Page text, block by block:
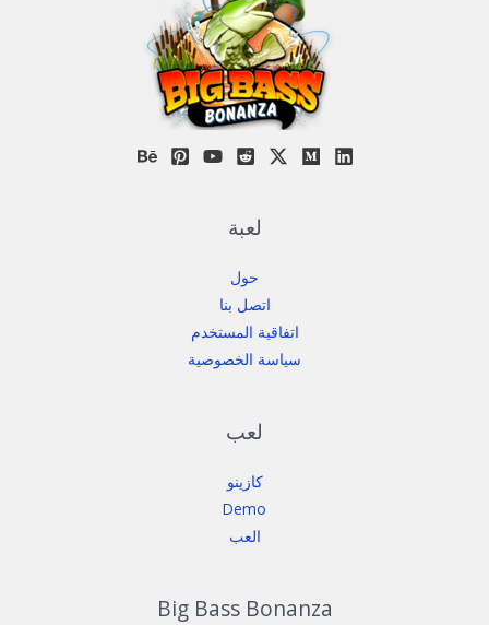
لعبة
حول
اتصل بنا
اتفاقية المستخدم
سياسة الخصوصية
لعب
كازينو
Demo
العب
Big Bass Bonanza